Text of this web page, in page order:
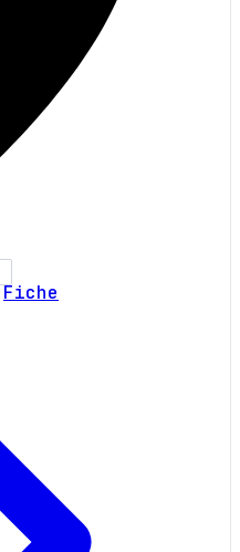
Fiche